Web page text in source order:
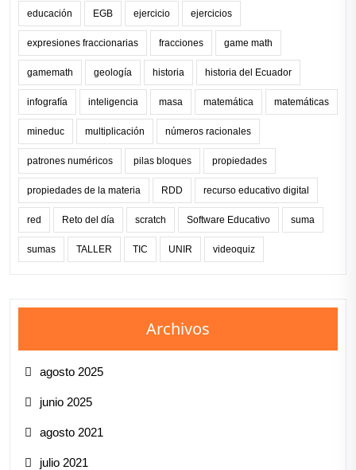
educación EGB ejercicio ejercicios
expresiones fraccionarias fracciones game math
gamemath geología historia historia del Ecuador
infografía inteligencia masa matemática matemáticas
mineduc multiplicación números racionales
patrones numéricos pilas bloques propiedades
propiedades de la materia RDD recurso educativo digital
red Reto del día scratch Software Educativo suma
sumas TALLER TIC UNIR videoquiz
Archivos
agosto 2025
junio 2025
agosto 2021
julio 2021